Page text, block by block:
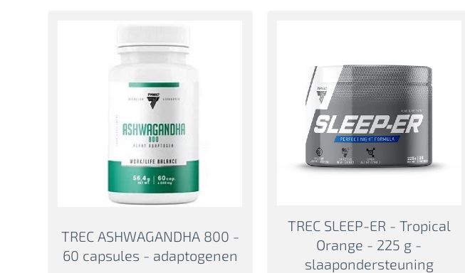
TREC ASHWAGANDHA 800 -
60 capsules - adaptogenen
TREC SLEEP-ER - Tropical
Orange - 225 g -
slaapondersteuning